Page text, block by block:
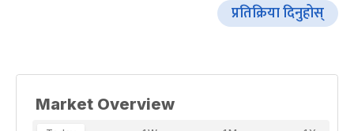
प्रतिक्रिया दिनुहोस्